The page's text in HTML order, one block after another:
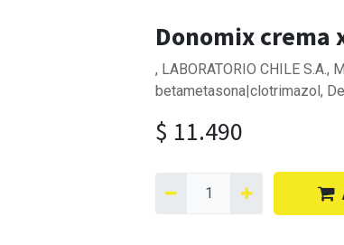
Donomix crema
, LABORATORIO CHILE
betametasona|clotrimazol,
$ 11.490